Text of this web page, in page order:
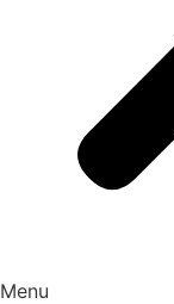
Menu